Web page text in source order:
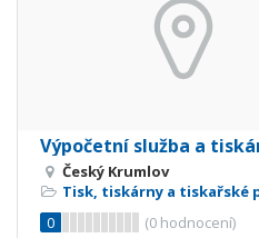
Výpočetní služba a
Český Krumlov
Tisk, tiskárny a tiskařské
0
(0 hodnocení)